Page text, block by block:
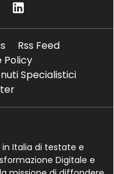
Rss Feed
Policy
Specialistici
Italia di testate e
Digitale e